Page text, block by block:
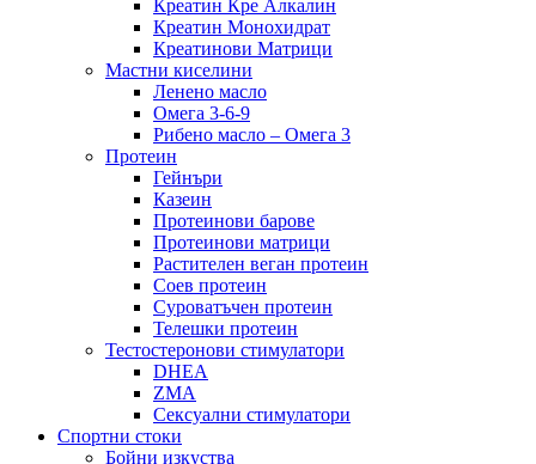
Креатин Кре Алкалин
Креатин Монохидрат
Креатинови Матрици
Мастни киселини
Ленено масло
Омега 3-6-9
Рибено масло – Омега 3
Протеин
Гейнъри
Казеин
Протеинови барове
Протеинови матрици
Растителен веган протеин
Соев протеин
Суроватъчен протеин
Телешки протеин
Тестостеронови стимулатори
DHEA
ZMA
Сексуални стимулатори
Спортни стоки
Бойни изкуства